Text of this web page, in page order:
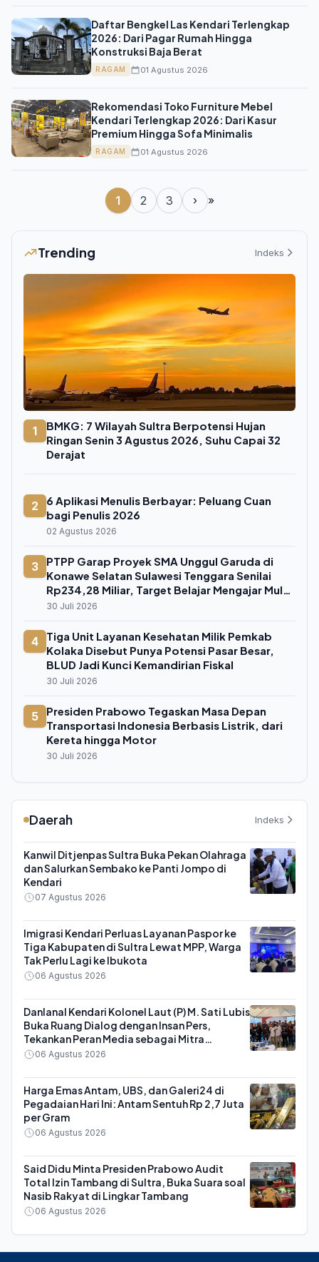
Daftar Bengkel Las Kendari Terlengkap
2026: Dari Pagar Rumah Hingga
Konstruksi Baja Berat
RAGAM 01 Agustus 2026
Rekomendasi Toko Furniture Mebel
Kendari Terlengkap 2026: Dari Kasur
Premium Hingga Sofa Minimalis
RAGAM 01 Agustus 2026
1 2 3 › »
Trending Indeks
1
BMKG: 7 Wilayah Sultra Berpotensi Hujan
Ringan Senin 3 Agustus 2026, Suhu Capai 32
Derajat
2
6 Aplikasi Menulis Berbayar: Peluang Cuan
bagi Penulis 2026
02 Agustus 2026
3
PTPP Garap Proyek SMA Unggul Garuda di
Konawe Selatan Sulawesi Tenggara Senilai
Rp234,28 Miliar, Target Belajar Mengajar Mulai
Juli 2026
30 Juli 2026
4
Tiga Unit Layanan Kesehatan Milik Pemkab
Kolaka Disebut Punya Potensi Pasar Besar,
BLUD Jadi Kunci Kemandirian Fiskal
30 Juli 2026
5
Presiden Prabowo Tegaskan Masa Depan
Transportasi Indonesia Berbasis Listrik, dari
Kereta hingga Motor
30 Juli 2026
Daerah Indeks
Kanwil Ditjenpas Sultra Buka Pekan Olahraga
dan Salurkan Sembako ke Panti Jompo di
Kendari
07 Agustus 2026
Imigrasi Kendari Perluas Layanan Paspor ke
Tiga Kabupaten di Sultra Lewat MPP, Warga
Tak Perlu Lagi ke Ibukota
06 Agustus 2026
Danlanal Kendari Kolonel Laut (P) M. Sati Lubis
Buka Ruang Dialog dengan Insan Pers,
Tekankan Peran Media sebagai Mitra
Strategis TNI AL
06 Agustus 2026
Harga Emas Antam, UBS, dan Galeri24 di
Pegadaian Hari Ini: Antam Sentuh Rp 2,7 Juta
per Gram
06 Agustus 2026
Said Didu Minta Presiden Prabowo Audit
Total Izin Tambang di Sultra, Buka Suara soal
Nasib Rakyat di Lingkar Tambang
06 Agustus 2026